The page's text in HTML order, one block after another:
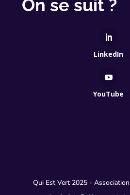
On se suit ?
LinkedIn
YouTube
Qui Est Vert 2025 -